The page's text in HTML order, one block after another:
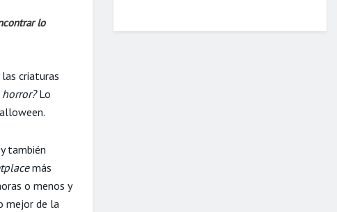
lo
criaturas
Lo
también
más
o menos y
mejor de la